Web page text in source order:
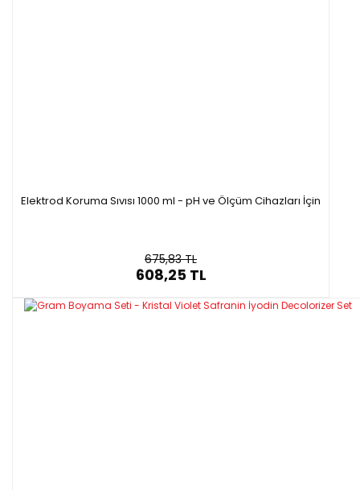
Elektrod Koruma Sıvısı 1000 ml - pH ve Ölçüm Cihazları İçin
675,83 TL
608,25 TL